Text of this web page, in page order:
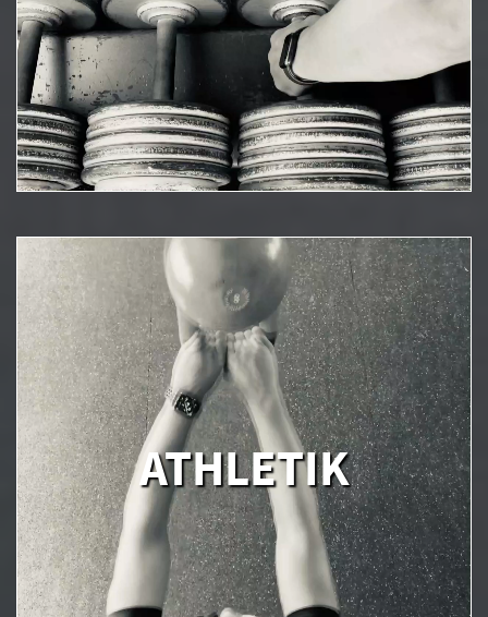
ATHLETIK